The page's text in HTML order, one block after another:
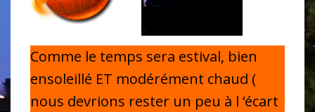
Comme le temps sera estival, bien
ensoleillé ET modérément chaud (
nous devrions rester un peu à l ‘écart